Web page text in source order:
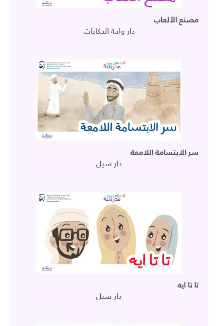
مصنع الألعاب
دار واحة الحكايات
سر الابتسامة اللامعة
دار سيل
تا تا ايه
دار سيل